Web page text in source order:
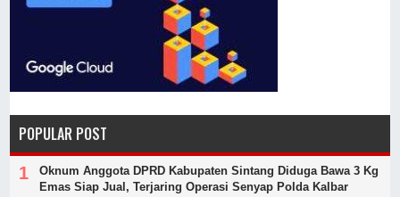
POPULAR POST
Oknum Anggota DPRD Kabupaten Sintang Diduga Bawa 3 Kg
Emas Siap Jual, Terjaring Operasi Senyap Polda Kalbar